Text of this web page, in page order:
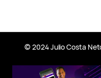
© 2024 Julio Costa